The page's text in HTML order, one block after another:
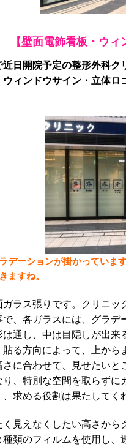
【壁面電飾看板・ウ
日開院予定の整形外科ク
ィンドウサイン・立体ロ
デーションが掛かっていま
ますね。
ラス張りです。クリニッ
、各ガラスには、グラデ
通し、中は目隠しが出
る方向によって、上から
に合わせて、見せたい
、特別な空間を取らずに
求める役割は果たしてく
見えなくしたい高さから
類のフィルムを使用し、